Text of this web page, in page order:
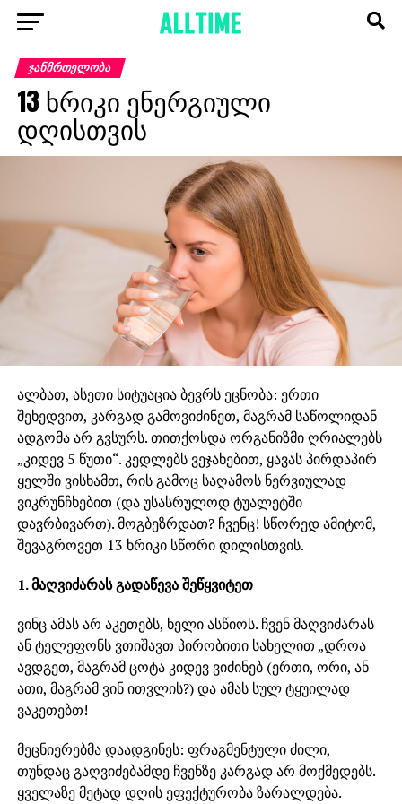
ᲯᲐᲜᲛᲠᲗᲔᲚᲝᲑᲐ
13 ხრიკი ენერგიული
დღისთვის
ალბათ, ასეთი სიტუაცია ბევრს ეცნობა: ერთი
შეხედვით, კარგად გამოვიძინეთ, მაგრამ საწოლიდან
ადგომა არ გვსურს. თითქოსდა ორგანიზმი ღრიალებს
„კიდევ 5 წუთი“. კედლებს ვეჯახებით, ყავას პირდაპირ
ყელში ვისხამთ, რის გამოც საღამოს ნერვიულად
ვიკრუნჩხებით (და უსასრულოდ ტუალეტში
დავრბივართ). მოგბეზრდათ? ჩვენც! სწორედ ამიტომ,
შევაგროვეთ 13 ხრიკი სწორი დილისთვის.
1. მაღვიძარას გადაწევა შეწყვიტეთ
ვინც ამას არ აკეთებს, ხელი ასწიოს. ჩვენ მაღვიძარას
ან ტელეფონს ვთიშავთ პირობითი სახელით „დროა
ავდგეთ, მაგრამ ცოტა კიდევ ვიძინებ (ერთი, ორი, ან
ათი, მაგრამ ვინ ითვლის?) და ამას სულ ტყუილად
ვაკეთებთ!
მეცნიერებმა დაადგინეს: ფრაგმენტული ძილი,
თუნდაც გაღვიძებამდე ჩვენზე კარგად არ მოქმედებს.
ყველაზე მეტად დღის ეფექტურობა ზარალდება.